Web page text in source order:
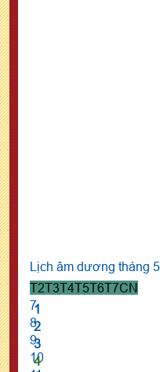
Lịch âm dương tháng
T2T3T4T5T6T7CN
1
7
2
8
3
9
4
10